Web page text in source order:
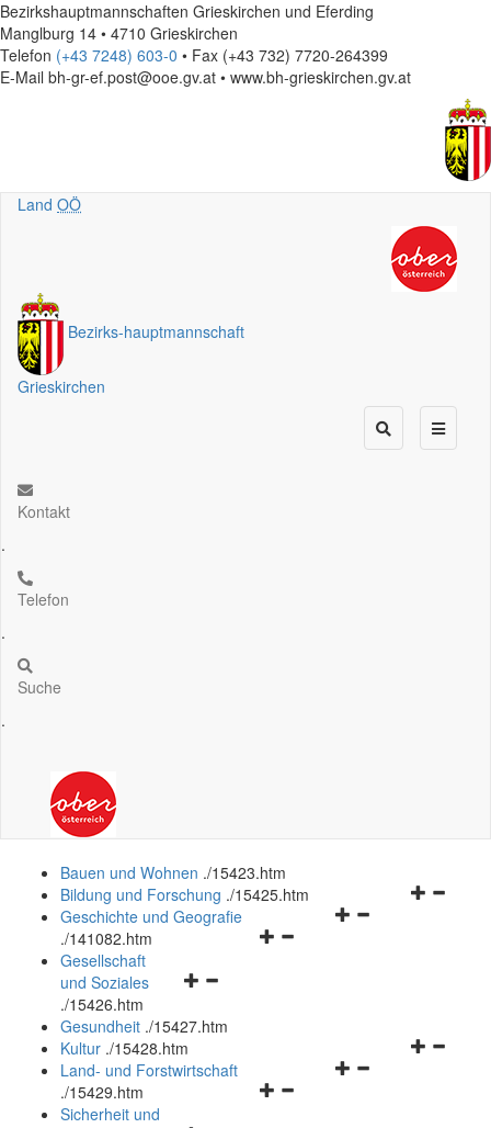
Bezirkshauptmannschaften Grieskirchen und Eferding
Manglburg 14 • 4710 Grieskirchen
Telefon (+43 7248) 603-0 • Fax (+43 732) 7720-264399
E-Mail bh-gr-ef.post@ooe.gv.at • www.bh-grieskirchen.gv.at
Land OÖ
Bezirks-hauptmannschaft
Grieskirchen
Kontakt
.
Telefon
.
Suche
.
Bauen und Wohnen ./15423.htm
Navigationsmenü
Bildung und Forschung ./15425.htm
Navigationsmenü
Geschichte und Geografie
./141082.htm
Navigationsmenü
und
schließen
Gesellschaft
und Soziales
./15426.htm
Gesundheit ./15427.htm
Navigationsmenü
Kultur ./15428.htm
Navigationsmenü
Land- und Forstwirtschaft
./15429.htm
Sicherheit und